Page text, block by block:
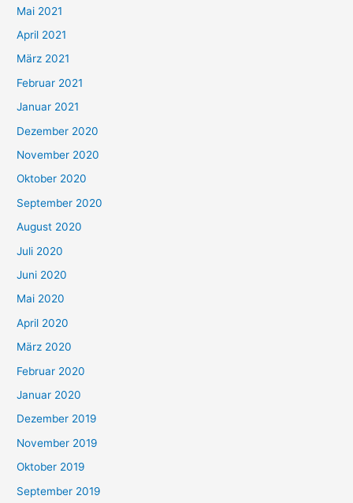
h
:
Mai 2021
April 2021
März 2021
Februar 2021
Januar 2021
Dezember 2020
November 2020
Oktober 2020
September 2020
August 2020
Juli 2020
Juni 2020
Mai 2020
April 2020
März 2020
Februar 2020
Januar 2020
Dezember 2019
November 2019
Oktober 2019
September 2019